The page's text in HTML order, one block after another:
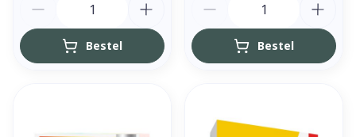
Bestel Bestel